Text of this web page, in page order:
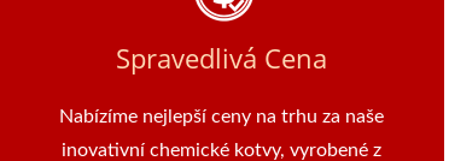
Spravedlivá Cena
Nabízíme nejlepší ceny na trhu za naše
inovativní chemické kotvy, vyrobené z